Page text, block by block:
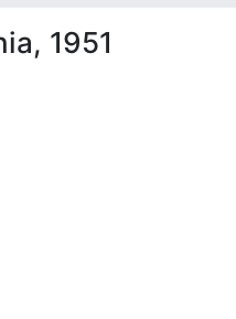
1951